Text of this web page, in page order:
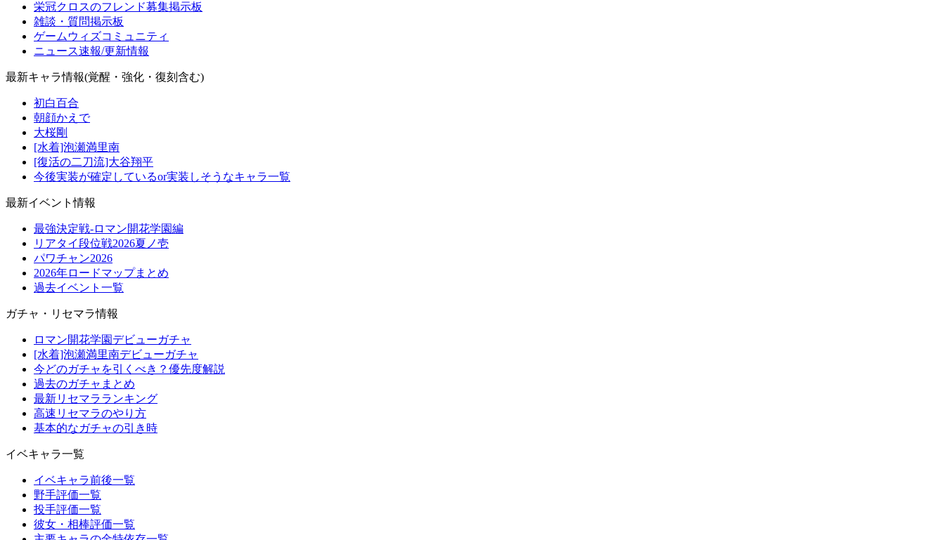
栄冠クロスのフレンド募集掲示板
雑談・質問掲示板
ゲームウィズコミュニティ
ニュース速報/更新情報
最新キャラ情報(覚醒・強化・復刻含む)
初白百合
朝顔かえで
大桜剛
[水着]泡瀬満里南
[復活の二刀流]大谷翔平
今後実装が確定しているor実装しそうなキャラ一覧
最新イベント情報
最強決定戦-ロマン開花学園編
リアタイ段位戦2026夏ノ壱
パワチャン2026
2026年ロードマップまとめ
過去イベント一覧
ガチャ・リセマラ情報
ロマン開花学園デビューガチャ
[水着]泡瀬満里南デビューガチャ
今どのガチャを引くべき？優先度解説
過去のガチャまとめ
最新リセマラランキング
高速リセマラのやり方
基本的なガチャの引き時
イベキャラ一覧
イベキャラ前後一覧
野手評価一覧
投手評価一覧
彼女・相棒評価一覧